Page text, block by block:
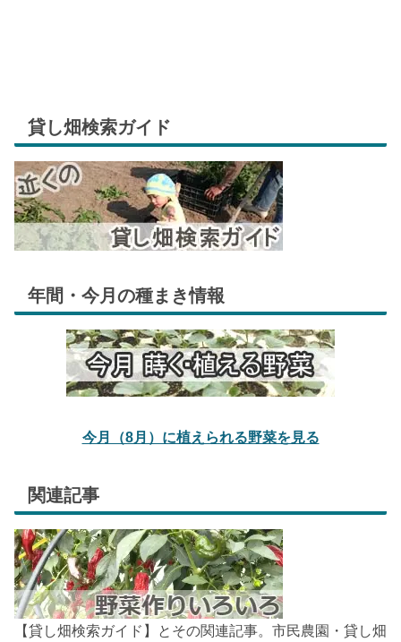
貸し畑検索ガイド
年間・今月の種まき情報
今月（8月）に植えられる野菜を見る
関連記事
【貸し畑検索ガイド】とその関連記事。市民農園・貸し畑